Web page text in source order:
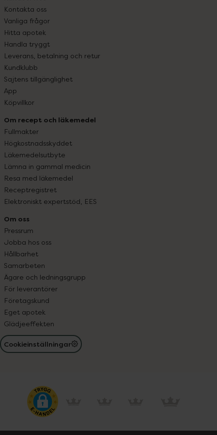
Kontakta oss
Vanliga frågor
Hitta apotek
Handla tryggt
Leverans, betalning och retur
Kundklubb
Sajtens tillgänglighet
App
Köpvillkor
Om recept och läkemedel
Fullmakter
Högkostnadsskyddet
Läkemedelsutbyte
Lämna in gammal medicin
Resa med läkemedel
Receptregistret
Elektroniskt expertstöd, EES
Om oss
Pressrum
Jobba hos oss
Hållbarhet
Samarbeten
Ägare och ledningsgrupp
För leverantörer
Företagskund
Eget apotek
Glädjeeffekten
Cookieinställningar